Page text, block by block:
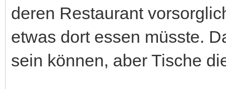
deren Restaurant
etwas dort essen müsste.
sein können, aber Tische